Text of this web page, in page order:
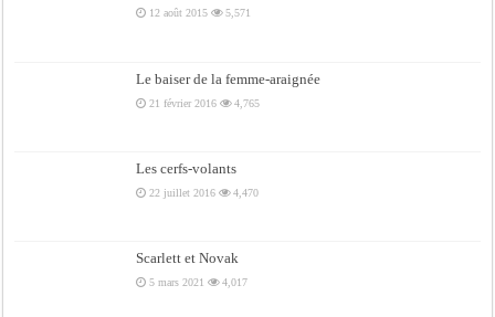
12 août 2015 5,571
Le baiser de la femme-araignée
21 février 2016 4,765
Les cerfs-volants
22 juillet 2016 4,470
Scarlett et Novak
5 mars 2021 4,017